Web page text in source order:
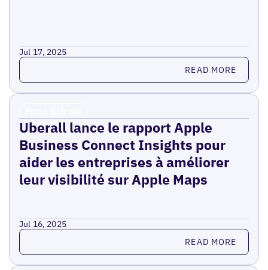
Jul 17, 2025
Read more READ MORE
Uberall lance le rapport Apple
Business Connect Insights pour
aider les entreprises à améliorer
leur visibilité sur Apple Maps
Jul 16, 2025
Read more READ MORE